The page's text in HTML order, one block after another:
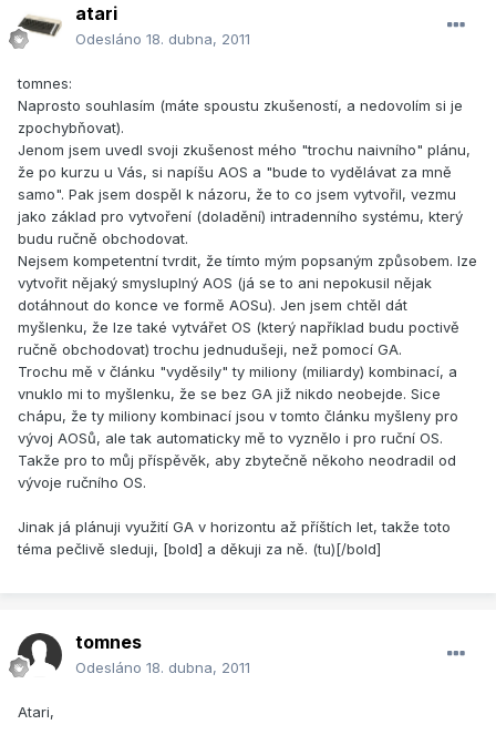
atari
Odesláno 18. dubna, 2011
tomnes:
Naprosto souhlasím (máte spoustu zkušeností, a nedovolím si je
zpochybňovat).
Jenom jsem uvedl svoji zkušenost mého "trochu naivního" plánu,
že po kurzu u Vás, si napíšu AOS a "bude to vydělávat za mně
samo". Pak jsem dospěl k názoru, že to co jsem vytvořil, vezmu
jako základ pro vytvoření (doladění) intradenního systému, který
budu ručně obchodovat.
Nejsem kompetentní tvrdit, že tímto mým popsaným způsobem. lze
vytvořit nějaký smysluplný AOS (já se to ani nepokusil nějak
dotáhnout do konce ve formě AOSu). Jen jsem chtěl dát
myšlenku, že lze také vytvářet OS (který například budu poctivě
ručně obchodovat) trochu jednudušeji, než pomocí GA.
Trochu mě v článku "vyděsily" ty miliony (miliardy) kombinací, a
vnuklo mi to myšlenku, že se bez GA již nikdo neobejde. Sice
chápu, že ty miliony kombinací jsou v tomto článku myšleny pro
vývoj AOSů, ale tak automaticky mě to vyznělo i pro ruční OS.
Takže pro to můj příspěvěk, aby zbytečně někoho neodradil od
vývoje ručního OS.
Jinak já plánuji využití GA v horizontu až příštích let, takže toto
téma pečlivě sleduji, [bold] a děkuji za ně. (tu)[/bold]
tomnes
Odesláno 18. dubna, 2011
Atari,